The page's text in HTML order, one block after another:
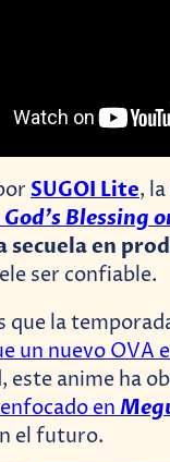
SUGOI Lite,
Blessing
secuela en
ser confiable.
que la
un nuevo OVA
este anime ha
en
el futuro.